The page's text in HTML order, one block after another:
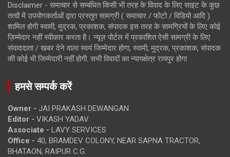
Disclaimer - समाचार से सम्बंधित किसी भी तरह के विवाद के लिए साइट के कुछ
तत्वों में उपयोगकर्ताओं द्वारा प्रस्तुत सामग्री ( समाचार / फोटो / विडियो आदि )
शामिल होगी स्वामी, मुद्रक, प्रकाशक, संपादक इस तरह के सामग्रियों के लिए कोई
ज़िम्मेदार नहीं स्वीकार करता है। न्यूज़ पोर्टल में प्रकाशित ऐसी सामग्री के लिए
संवाददाता / खबर देने वाला स्वयं जिम्मेदार होगा, स्वामी, मुद्रक, प्रकाशक, संपादक
की कोई भी जिम्मेदारी नहीं होगी. सभी विवादों का न्यायक्षेत्र रायपुर होगा
हमसे सम्पर्क करें
Owner - JAI PRAKASH DEWANGAN
Editor - VIKASH YADAV
Associate - LAVY SERVICES
Office - 40, BRAMDEV COLONY, NEAR SAPNA TRACTOR,
BHATAON, RAIPUR C.G.